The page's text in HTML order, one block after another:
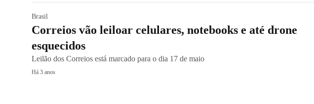
Brasil
Correios vão leiloar celulares, notebooks e até drone
esquecidos
Leilão dos Correios está marcado para o dia 17 de maio
Há 3 anos